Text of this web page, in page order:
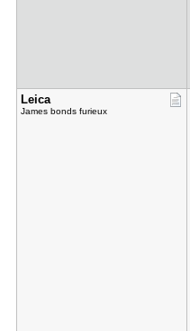
Leica
James bonds furieux